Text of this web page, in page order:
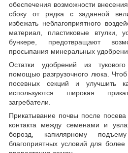
обеспечения возможности
сбоку от рядка с заданной
избежать неблагоприятного
материал, пластиковые втулки,
бункере, предотвращают
просыпания минеральных
Остатки удобрений из
помощью разгрузочного люка. Чтоб
посевных секций и улучшить
используются широкая
загребатели.
Прикатывание почвы после
контакта между семенами и
борозд, капилярному
благоприятных условий для